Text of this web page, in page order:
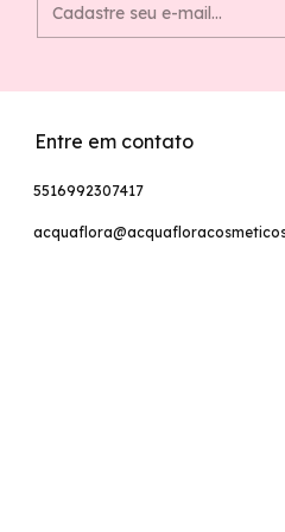
Entre em contato
5516992307417